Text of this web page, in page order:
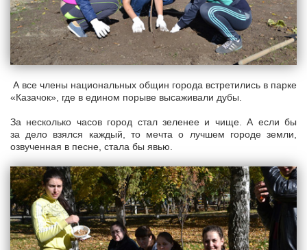
А все члены национальных общин города встретились в парке
«Казачок», где в едином порыве высаживали дубы.
За несколько часов город стал зеленее и чище. А если бы
за дело взялся каждый, то мечта о лучшем городе земли,
озвученная в песне, стала бы явью.